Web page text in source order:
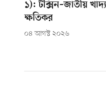
১): টক্সিন–জাতীয়
ক্ষতিকর
০৪ আগস্ট ২০২৬